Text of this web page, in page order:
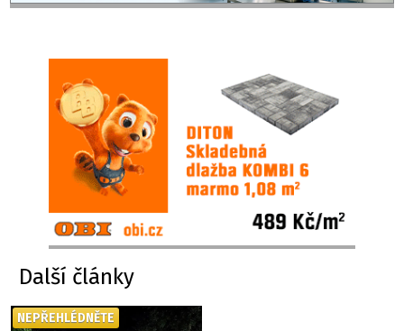
Další články
NEPŘEHLÉDNĚTE